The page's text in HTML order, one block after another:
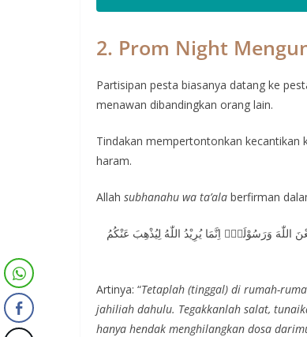
2. Prom Night
Partisipan pesta biasanya datang ke
menawan dibandingkan orang lain.
Tindakan mempertontonkan kecantikan
haram.
Allah subhanahu wa ta’ala berfirman
اللّٰهَ وَرَسُوْلَهٗۗ اِنَّمَا يُرِيْدُ اللّٰهُ لِيُذْهِبَ عَنْكُمُ
Artinya: “Tetaplah (tinggal) di rumah-
jahiliah dahulu. Tegakkanlah salat,
hanya hendak menghilangkan dosa